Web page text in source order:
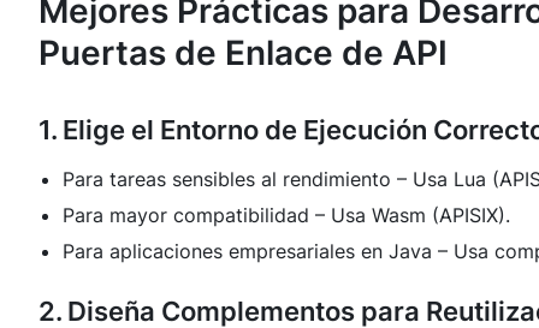
Mejores Prácticas para
Puertas de Enlace de API
1. Elige el Entorno de Ejecución
Para tareas sensibles al rendimiento – Usa Lua
Para mayor compatibilidad – Usa Wasm (APISIX).
Para aplicaciones empresariales en Java – Usa
2. Diseña Complementos para